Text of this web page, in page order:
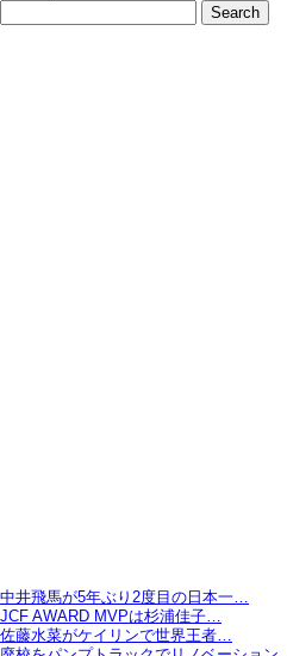
中井飛馬が5年ぶり2度目の日本一…
JCF AWARD MVPは杉浦佳子…
佐藤水菜がケイリンで世界王者…